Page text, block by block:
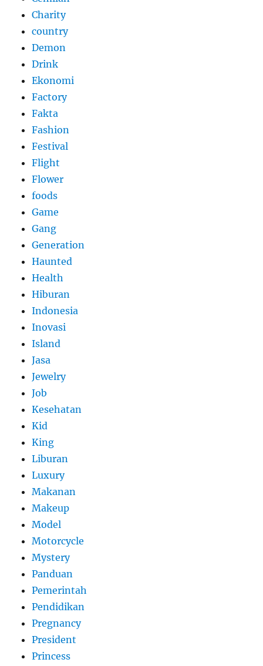
Charity
country
Demon
Drink
Ekonomi
Factory
Fakta
Fashion
Festival
Flight
Flower
foods
Game
Gang
Generation
Haunted
Health
Hiburan
Indonesia
Inovasi
Island
Jasa
Jewelry
Job
Kesehatan
Kid
King
Liburan
Luxury
Makanan
Makeup
Model
Motorcycle
Mystery
Panduan
Pemerintah
Pendidikan
Pregnancy
President
Princess